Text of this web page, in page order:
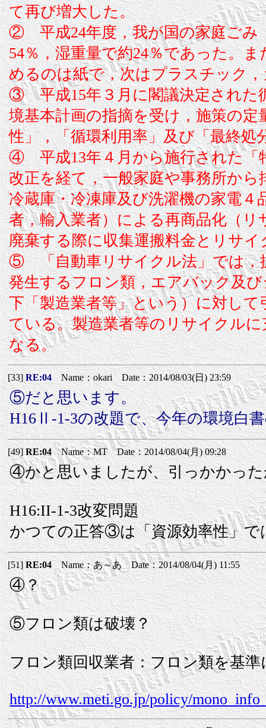
て再び増大した。
② 平成24年度，我が国の家庭ごみ
54％，湿重量で約24％であった。
めるのは紙で，次はプラスチック
③ 平成15年３月に閣議決定された
境基本計画の指摘を受け，施策の
性」，「循環利用率」及び「最終
④ 平成13年４月から施行された「
改正を経て，一般家庭や事務所か
冷蔵庫・冷凍庫及び洗濯機の家電
者，輸入業者）による再商品化（
廃棄する際に収集運搬料金とリサ
⑤ 「自動車リサイクル法」では，
発生するフロン類，エアバック及
下「製造業者等」という）に対し
ている。製造業者等のリサイクル
なる。
[33]RE:04Name：okari Date：2014/08/03(日) 23:59
⑤だと思います。
H16Ⅱ-1-3の改題で、今年の環境白
[49]RE:04Name：MT Date：2014/08/04(月) 09:28
④かと思いましたが、引っかかっ
H16:II-1-3改変問題
かつての正答③は「資源効率性」で
[51]RE:04 Name：あ～あ Date：2014/08/04(月) 11:55
④？
⑤フロン類は破壊？
フロン類回収業者：フロン類を基
http://www.meti.go.jp/policy/